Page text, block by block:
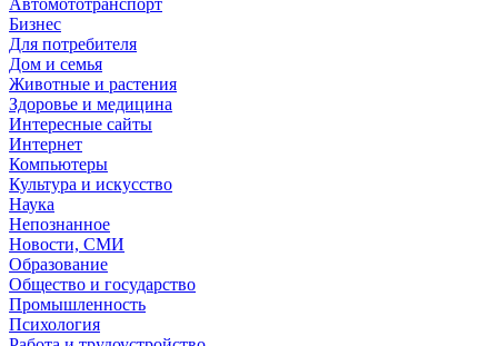
Автомототранспорт
Бизнес
Для потребителя
Дом и семья
Животные и растения
Здоровье и медицина
Интересные сайты
Интернет
Компьютеры
Культура и искусство
Наука
Непознанное
Новости, СМИ
Образование
Общество и государство
Промышленность
Психология